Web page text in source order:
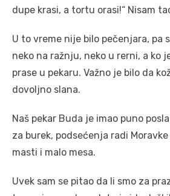
dupe krasi, a tortu orasi!“ Nisam
U to vreme nije bilo pečenjara, pa
neko na ražnju, neko u rerni, a ko
prase u pekaru. Važno je bilo da
dovoljno slana.
Naš pekar Buda je imao puno
za burek, podsećenja radi
masti i malo mesa.
Uvek sam se pitao da li smo za